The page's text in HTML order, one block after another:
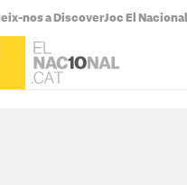
nos a DiscoverJoc El Nacional